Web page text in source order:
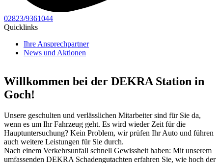
02823/9361044
Quicklinks
Ihre Ansprechpartner
News und Aktionen
Willkommen bei der DEKRA Station in
Goch!
Unsere geschulten und verlässlichen Mitarbeiter sind für Sie da,
wenn es um Ihr Fahrzeug geht. Es wird wieder Zeit für die
Hauptuntersuchung? Kein Problem, wir prüfen Ihr Auto und führen
auch weitere Leistungen für Sie durch.
Nach einem Verkehrsunfall schnell Gewissheit haben: Mit unserem
umfassenden DEKRA Schadengutachten erfahren Sie, wie hoch der